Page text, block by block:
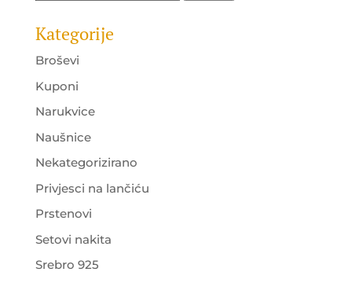
Kategorije
Broševi
Kuponi
Narukvice
Naušnice
Nekategorizirano
Privjesci na lančiću
Prstenovi
Setovi nakita
Srebro 925